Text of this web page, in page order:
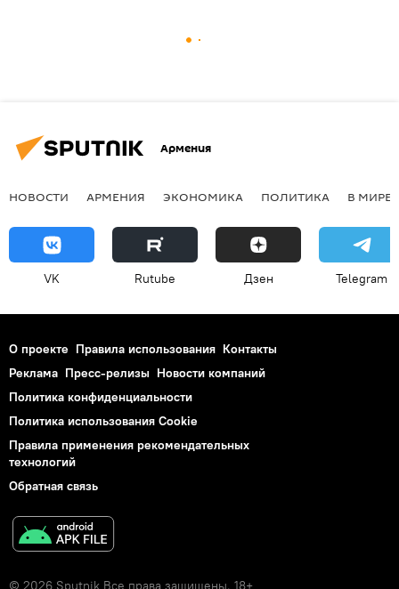
Армения
НОВОСТИ АРМЕНИЯ ЭКОНОМИКА ПОЛИТИКА В МИРЕ
VK Rutube Дзен Telegram
О проекте Правила использования Контакты
Реклама Пресс-релизы Новости компаний
Политика конфиденциальности
Политика использования Cookie
Правила применения рекомендательных
технологий
Обратная связь
© 2026 Sputnik Все права защищены. 18+